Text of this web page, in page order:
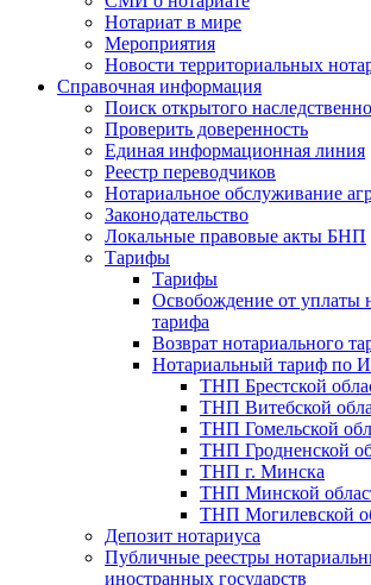
Нотариат в мире
Мероприятия
Новости территориальных
Справочная информация
Поиск открытого
Проверить доверенность
Единая информационная линия
Реестр переводчиков
Нотариальное обслуживание
Законодательство
Локальные правовые акты БНП
Тарифы
Тарифы
Освобождение от уплаты
тарифа
Возврат нотариального
Нотариальный тариф по
ТНП Брестской
ТНП Витебской
ТНП Гомельской
ТНП Гродненской
ТНП г. Минска
ТНП Минской
ТНП Могилевской
Депозит нотариуса
Публичные реестры
иностранных государств